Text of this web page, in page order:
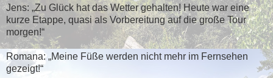
Jens: „Zu Glück hat das Wetter gehalten! Heute war eine
kurze Etappe, quasi als Vorbereitung auf die große Tour
morgen!“
Romana: „Meine Füße werden nicht mehr im Fernsehen
gezeigt!“